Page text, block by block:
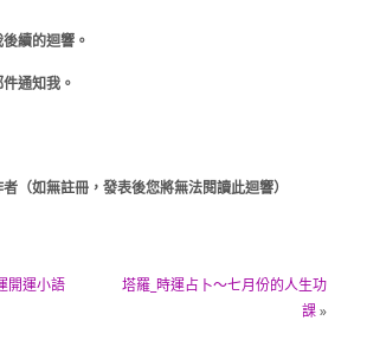
續的迴響。
通知我。
（如無註冊，發表後您將無法閱讀此迴響）
開運小語
塔羅_時運占卜～七月份的人生功
課»